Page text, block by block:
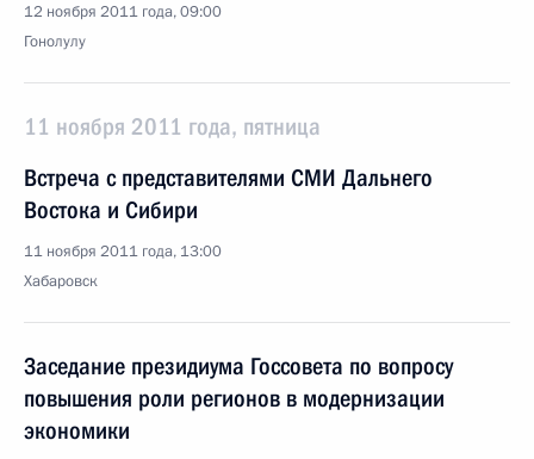
12 ноября 2011 года, 09:00
Гонолулу
11 ноября 2011 года, пятница
Встреча с представителями СМИ Дальнего
Востока и Сибири
11 ноября 2011 года, 13:00
Хабаровск
Заседание президиума Госсовета по вопросу
повышения роли регионов в модернизации
экономики